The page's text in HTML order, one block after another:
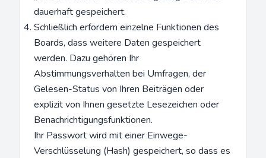
dauerhaft gespeichert.
Schließlich erfordern einzelne Funktionen des
Boards, dass weitere Daten gespeichert
werden. Dazu gehören Ihr
Abstimmungsverhalten bei Umfragen, der
Gelesen-Status von Ihren Beiträgen oder
explizit von Ihnen gesetzte Lesezeichen oder
Benachrichtigungsfunktionen.
Ihr Passwort wird mit einer Einwege-
Verschlüsselung (Hash) gespeichert, so dass es